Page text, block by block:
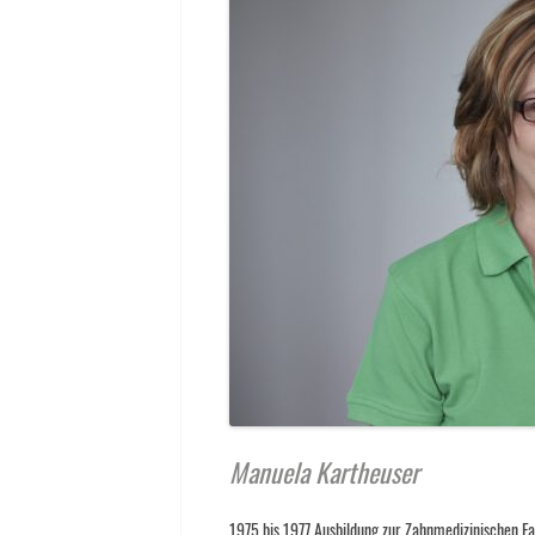
Manuela Kartheuser
1975 bis 1977 Ausbildung zur Zahnmedizinischen